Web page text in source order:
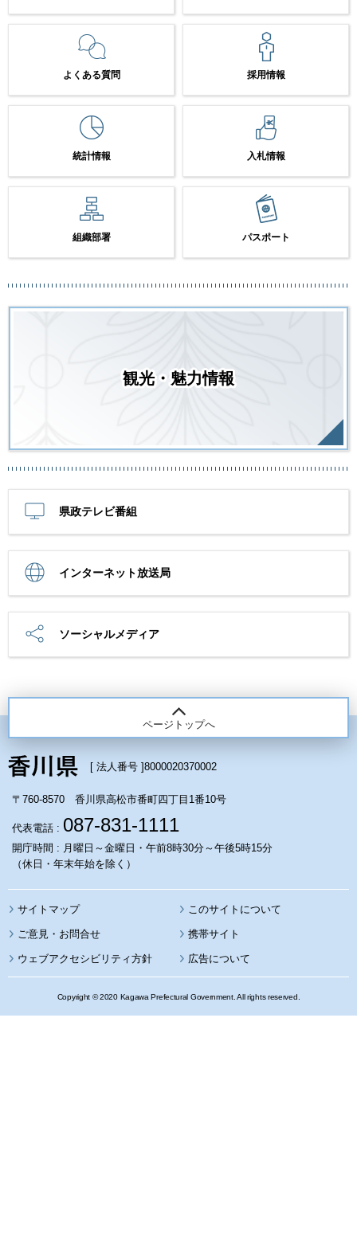
よくある質問 採用情報
統計情報 入札情報
組織部署 パスポート
観光・魅力情報
県政テレビ番組
インターネット放送局
ソーシャルメディア
ページトップへ
[ 法人番号 ]8000020370002
〒760-8570 香川県高松市番町四丁目1番10号
代表電話 : 087-831-1111
開庁時間 : 月曜日～金曜日・午前8時30分～午後5時15分
（休日・年末年始を除く）
サイトマップ このサイトについて
携帯サイト
ウェブアクセシビリティ方針 広告について
Copyright © 2020 Kagawa Prefectural Government. All rights reserved.